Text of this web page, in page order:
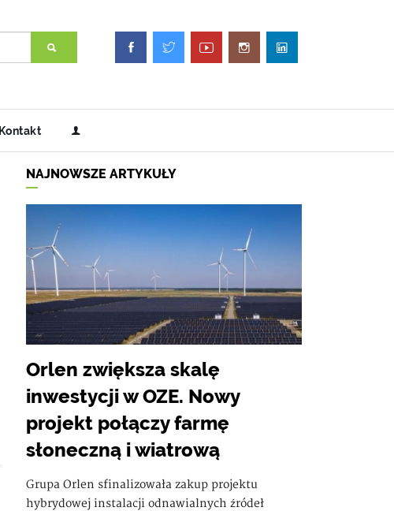
Kontakt
NAJNOWSZE ARTYKUŁY
Orlen zwiększa skalę
inwestycji w OZE. Nowy
projekt połączy farmę
słoneczną i wiatrową
Grupa Orlen sfinalizowała zakup projektu
hybrydowej instalacji odnawialnych źródeł